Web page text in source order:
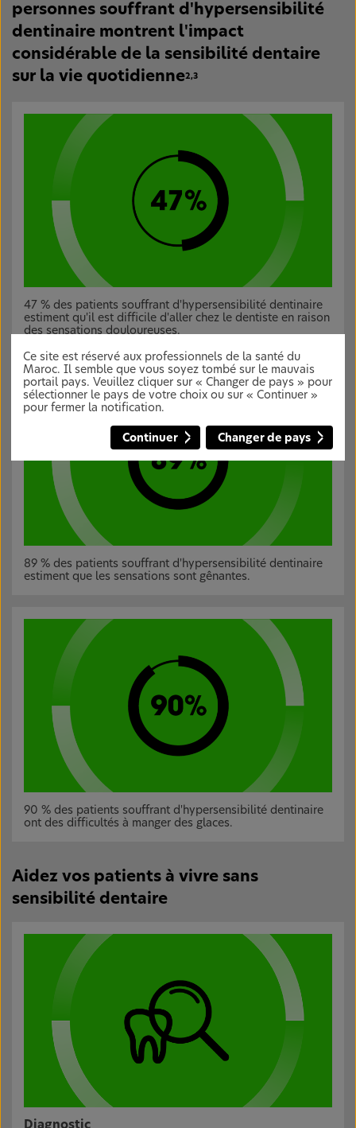
personnes souffrant d'hypersensibilité
dentinaire montrent l'impact
considérable de la sensibilité dentaire
sur la vie quotidienne2,3
47 % des patients souffrant d'hypersensibilité dentinaire
estiment qu'il est difficile d'aller chez le dentiste en raison
des sensations douloureuses.
89 % des patients souffrant d'hypersensibilité dentinaire
estiment que les sensations sont gênantes.
90 % des patients souffrant d'hypersensibilité dentinaire
ont des difficultés à manger des glaces.
Aidez vos patients à vivre sans
sensibilité dentaire
Diagnostic
Ce site est réservé aux professionnels de la santé du
Maroc. Il semble que vous soyez tombé sur le mauvais
portail pays. Veuillez cliquer sur « Changer de pays » pour
sélectionner le pays de votre choix ou sur « Continuer »
pour fermer la notification.
Continuer Changer de pays